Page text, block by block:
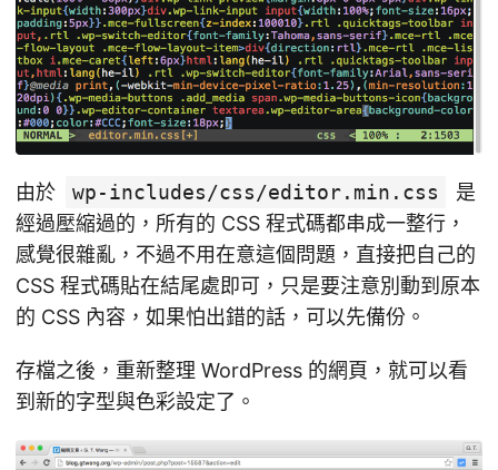
由於 wp-includes/css/editor.min.css
是
經過壓縮過的，所有的 CSS 程式碼都串成一整行，
感覺很雜亂，不過不用在意這個問題，直接把自己的
CSS 程式碼貼在結尾處即可，只是要注意別動到原本
的 CSS 內容，如果怕出錯的話，可以先備份。
存檔之後，重新整理 WordPress 的網頁，就可以看
到新的字型與色彩設定了。